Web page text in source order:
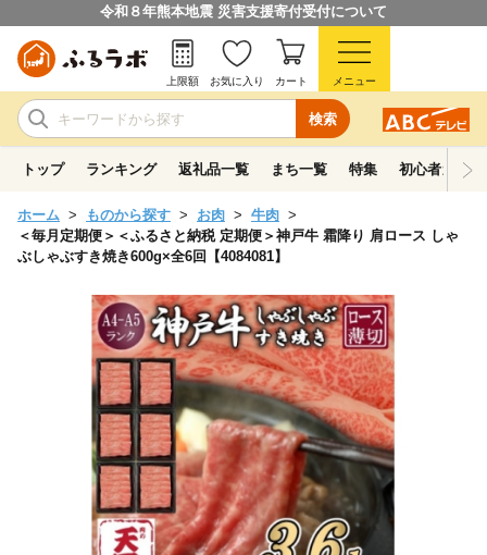
令和８年熊本地震 災害支援寄付受付について
検索
上限額 お気に入り カート メニュー
トップ ランキング 返礼品一覧 まち一覧 特集 初心者ガイド
ホーム ものから探す お肉
牛肉
＜毎月定期便＞＜ふるさと納税 定期便＞神戸牛 霜降り 肩ロース しゃ
ぶしゃぶすき焼き600g×全6回【4084081】